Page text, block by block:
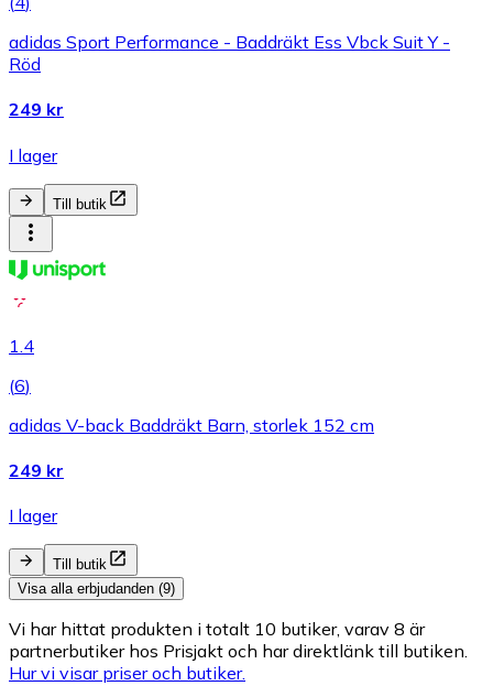
adidas Sport Performance - Baddräkt Ess Vbck Suit Y -
Röd
249 kr
I lager
Till butik
1.4
(6)
adidas V-back Baddräkt Barn, storlek 152 cm
249 kr
I lager
Till butik
Visa alla erbjudanden (9)
Vi har hittat produkten i totalt 10 butiker, varav 8 är
partnerbutiker hos Prisjakt och har direktlänk till butiken.
Hur vi visar priser och butiker.